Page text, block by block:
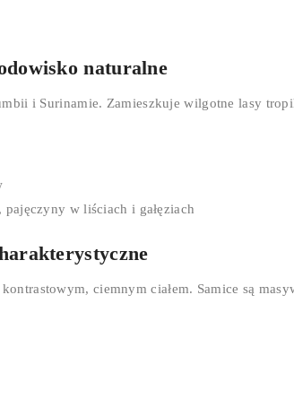
naturalne
i Surinamie. Zamieszkuje wilgotne lasy
w liściach i gałęziach
ciemnym ciałem. Samice są